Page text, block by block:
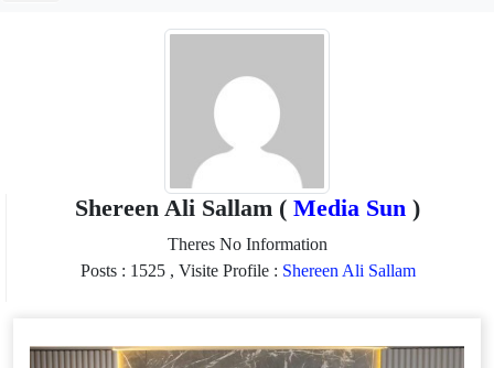
Shereen Ali Sallam ( Media Sun )
Theres No Information
Posts : 1525 , Visite Profile : Shereen Ali Sallam